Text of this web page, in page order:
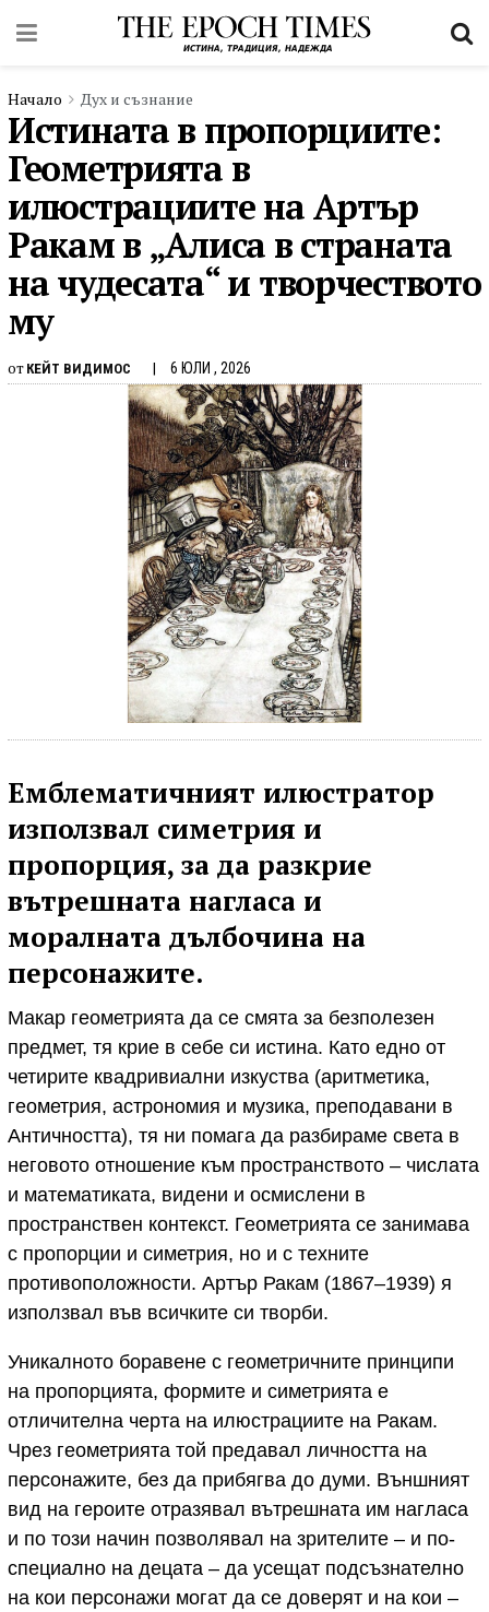
Начало Дух и съзнание
Истината в пропорциите:
Геометрията в
илюстрациите на Артър
Ракам в „Алиса в страната
на чудесата“ и творчеството
му
от КЕЙТ ВИДИМОС 6 ЮЛИ , 2026
Емблематичният илюстратор
използвал симетрия и
пропорция, за да разкрие
вътрешната нагласа и
моралната дълбочина на
персонажите.
Макар геометрията да се смята за безполезен
предмет, тя крие в себе си истина. Като едно от
четирите квадривиални изкуства (аритметика,
геометрия, астрономия и музика, преподавани в
Античността), тя ни помага да разбираме света в
неговото отношение към пространството – числата
и математиката, видени и осмислени в
пространствен контекст. Геометрията се занимава
с пропорции и симетрия, но и с техните
противоположности. Артър Ракам (1867–1939) я
използвал във всичките си творби.
Уникалното боравене с геометричните принципи
на пропорцията, формите и симетрията е
отличителна черта на илюстрациите на Ракам.
Чрез геометрията той предавал личността на
персонажите, без да прибягва до думи. Външният
вид на героите отразявал вътрешната им нагласа
и по този начин позволявал на зрителите – и по-
специално на децата – да усещат подсъзнателно
на кои персонажи могат да се доверят и на кои –